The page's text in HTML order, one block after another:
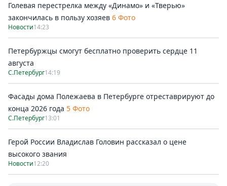
Голевая перестрелка между «Динамо» и «Тверью»
закончилась в пользу хозяев 6 Фото
Новости14:23
Петербуржцы смогут бесплатно проверить сердце 11
августа
С.Петербург14:19
Фасады дома Полежаева в Петербурге отреставрируют до
конца 2026 года 5 Фото
С.Петербург13:01
Герой России Владислав Головин рассказал о цене
высокого звания
Новости12:20